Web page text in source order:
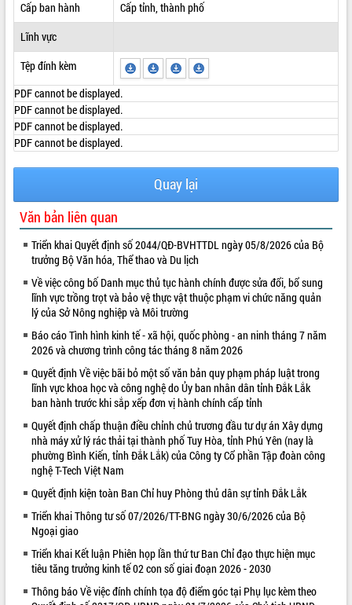
Khám bệnh, cấp phát thuốc miễn phí
và tặng quà người dân xã Cư Pui
Hội nghị UBND tỉnh Đắk Lắk thường kỳ
tháng 7/2026
Lễ truy tặng danh hiệu “Bà Mẹ Việt
Nam Anh hùng” và trao Huân chương
Lao động
UBND tỉnh Đắk Lắk triển khai nhiệm
vụ 6 tháng cuối năm 2026
Kỳ họp thứ Hai, Hội đồng nhân dân
ALBUM ẢNH
Cấp ban hành
Cấp tỉnh, thành phố
Lĩnh vực
Tệp đính kèm
PDF cannot be displayed.
PDF cannot be displayed.
PDF cannot be displayed.
PDF cannot be displayed.
Quay lại
Văn bản liên quan
Triển khai Quyết định số 2044/QĐ-BVHTTDL ngày 05/8/2026 của Bộ
trưởng Bộ Văn hóa, Thể thao và Du lịch
Về việc công bố Danh mục thủ tục hành chính được sửa đổi, bổ sung
lĩnh vực trồng trọt và bảo vệ thực vật thuộc phạm vi chức năng quản
lý của Sở Nông nghiệp và Môi trường
Báo cáo Tình hình kinh tế - xã hội, quốc phòng - an ninh tháng 7 năm
2026 và chương trình công tác tháng 8 năm 2026
Quyết định Về việc bãi bỏ một số văn bản quy phạm pháp luật trong
lĩnh vực khoa học và công nghệ do Ủy ban nhân dân tỉnh Đắk Lắk
ban hành trước khi sắp xếp đơn vị hành chính cấp tỉnh
Quyết định chấp thuận điều chỉnh chủ trương đầu tư dự án Xây dựng
nhà máy xử lý rác thải tại thành phố Tuy Hòa, tỉnh Phú Yên (nay là
phường Bình Kiến, tỉnh Đắk Lắk) của Công ty Cổ phần Tập đoàn công
nghệ T-Tech Việt Nam
Quyết định kiện toàn Ban Chỉ huy Phòng thủ dân sự tỉnh Đắk Lắk
Triển khai Thông tư số 07/2026/TT-BNG ngày 30/6/2026 của Bộ
Ngoại giao
Triển khai Kết luận Phiên họp lần thứ tư Ban Chỉ đạo thực hiện mục
tiêu tăng trưởng kinh tế 02 con số giai đoạn 2026 - 2030
Thông báo Về việc đính chính tọa độ điểm góc tại Phụ lục kèm theo